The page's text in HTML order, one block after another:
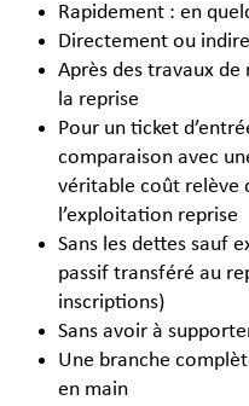
Rapidement : en
Directement ou
Après des travaux
la reprise
Pour un ticket
comparaison avec
véritable coût relève
l’exploitation reprise
Sans les dettes sauf
passif transféré au
inscriptions)
Sans avoir à
Une branche
en main